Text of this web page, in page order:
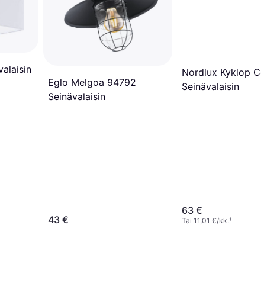
Eglo Melgoa 94792
Seinävalaisin
43 €
Nordlux Kyklop Cone
Seinävalaisin
63 €
Tai 11,01 €/kk.¹